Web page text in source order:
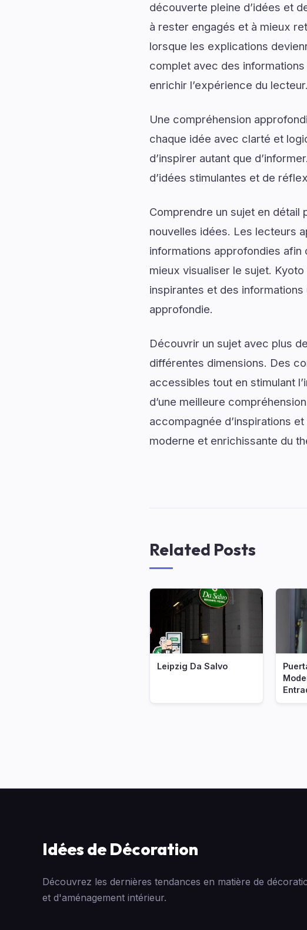
découverte pleine d’idées et
à rester engagés et à mieux
lorsque les explications
complet avec des
enrichir l’expérience du lecteur.
Une compréhension
chaque idée avec clarté et
d’inspirer autant que
d’idées stimulantes et de
Comprendre un sujet en
nouvelles idées. Les lecteurs
informations approfondies
mieux visualiser le sujet.
inspirantes et des
approfondie.
Découvrir un sujet avec plus
différentes dimensions. Des
accessibles tout en stimulant
d’une meilleure
accompagnée d’inspirations
moderne et enrichissante du
Related Posts
Leipzig Da Salvo
Idées de Décoration
Découvrez les dernières tendances en matière de
et d'aménagement intérieur.